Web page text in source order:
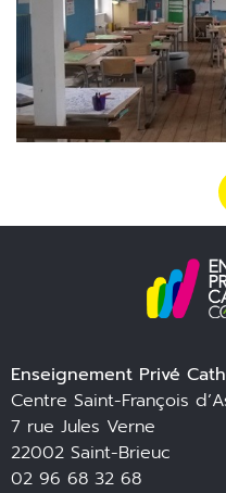
Enseignement Privé
Centre Saint-François
7 rue Jules Verne
22002 Saint-Brieuc
02 96 68 32 68